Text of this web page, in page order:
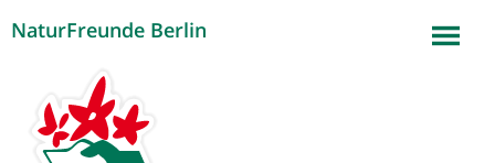
NaturFreunde Berlin